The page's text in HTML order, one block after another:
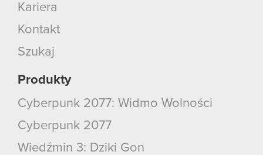
Kariera
Kontakt
Szukaj
Produkty
Cyberpunk 2077: Widmo Wolności
Cyberpunk 2077
Wiedźmin 3: Dziki Gon